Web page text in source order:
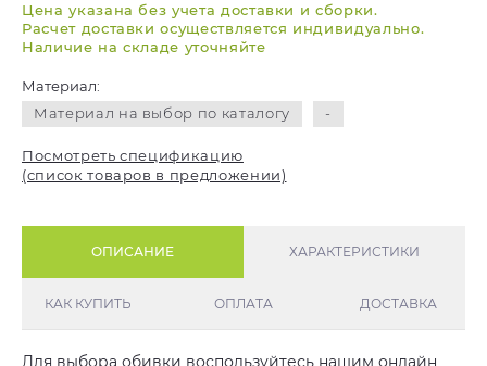
Цена указана без учета доставки и сборки.
Расчет доставки осуществляется индивидуально.
Наличие на складе уточняйте
Материал:
Материал на выбор по каталогу
-
Посмотреть спецификацию
(список товаров в предложении)
ОПИСАНИЕ ХАРАКТЕРИСТИКИ
КАК КУПИТЬ ОПЛАТА ДОСТАВКА
Для выбора обивки воспользуйтесь нашим онлайн